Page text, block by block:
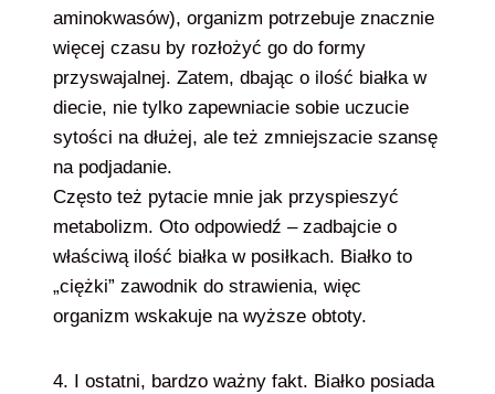
aminokwasów), organizm potrzebuje znacznie
więcej czasu by rozłożyć go do formy
przyswajalnej. Zatem, dbając o ilość białka w
diecie, nie tylko zapewniacie sobie uczucie
sytości na dłużej, ale też zmniejszacie szansę
na podjadanie.
Często też pytacie mnie jak przyspieszyć
metabolizm. Oto odpowiedź – zadbajcie o
właściwą ilość białka w posiłkach. Białko to
„ciężki” zawodnik do strawienia, więc
organizm wskakuje na wyższe obtoty.
4. I ostatni, bardzo ważny fakt. Białko posiada